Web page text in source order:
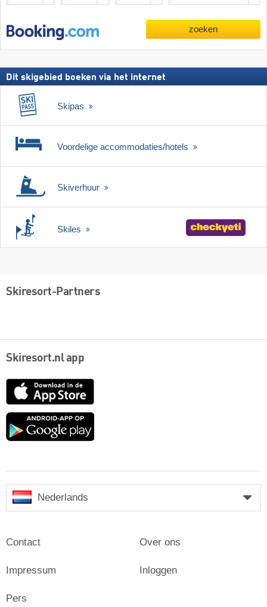
zoeken
Dit skigebied boeken via het internet
Skipas
Voordelige accommodaties/hotels
Skiverhuur
Skiles
Skiresort-Partners
Skiresort.nl app
App
Google
Nederlands
Contact
Impressum
Pers
Over ons
Inloggen